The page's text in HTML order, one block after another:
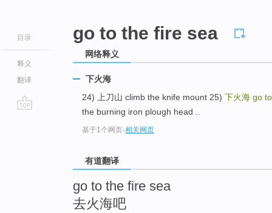
目录
释义
翻译
go to the fire sea
网络释义
下火海
24) 上刀山 climb the knife mount 25) 下火海 go
the burning iron plough head ..
基于1个网页-相关网页
有道翻译
go to the fire sea
去火海吧